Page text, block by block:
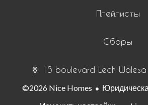
Плейлисты
Сборы
©2026 Nice Homes
15 boulevard Lech